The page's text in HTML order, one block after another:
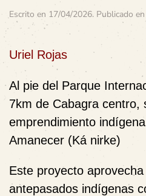
Escrito en 17/04/2026. Publicado en
Uriel Rojas
Al pie del Parque
7km de Cabagra centro,
emprendimiento
Amanecer (Ká nirke)
Este proyecto
antepasados indígenas